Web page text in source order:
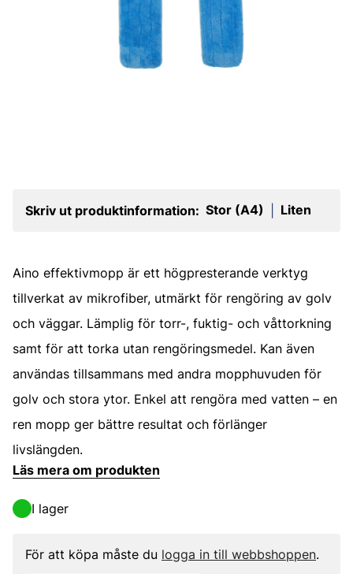
Skriv ut produktinformation: Stor (A4) Liten
Aino effektivmopp är ett högpresterande verktyg
tillverkat av mikrofiber, utmärkt för rengöring av golv
och väggar. Lämplig för torr-, fuktig- och våttorkning
samt för att torka utan rengöringsmedel. Kan även
användas tillsammans med andra mopphuvuden för
golv och stora ytor. Enkel att rengöra med vatten – en
ren mopp ger bättre resultat och förlänger
livslängden.
Läs mera om produkten
I lager
För att köpa måste du logga in till webbshoppen.